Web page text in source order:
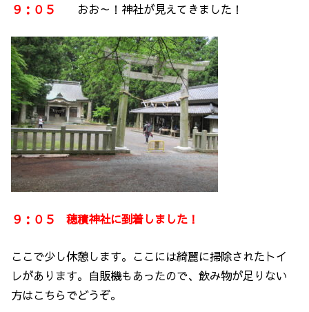
９：０５ おお～！神社が見えてきました！
９：０５ 穂積神社に到着しました！
ここで少し休憩します。ここには綺麗に掃除されたトイ
レがあります。自販機もあったので、飲み物が足りない
方はこちらでどうぞ。